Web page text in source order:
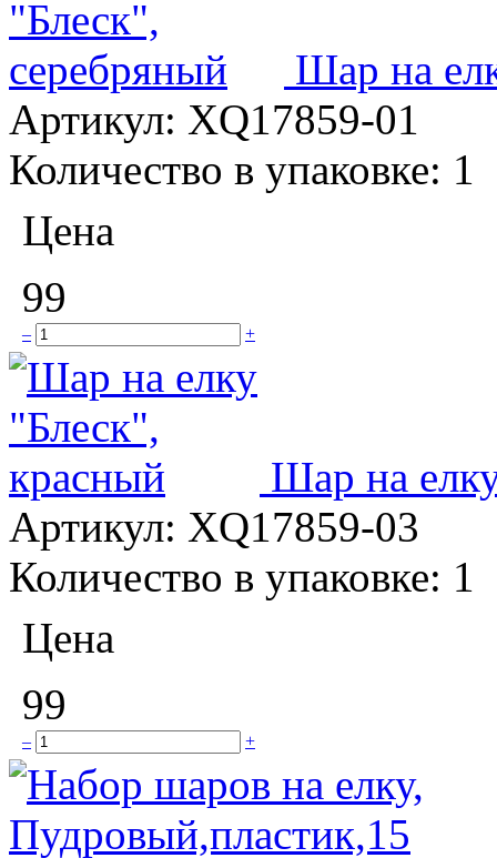
Шар на
Артикул: XQ17859-01
Количество в упаковке: 1
Цена
99
– +
Шар на
Артикул: XQ17859-03
Количество в упаковке: 1
Цена
99
– +